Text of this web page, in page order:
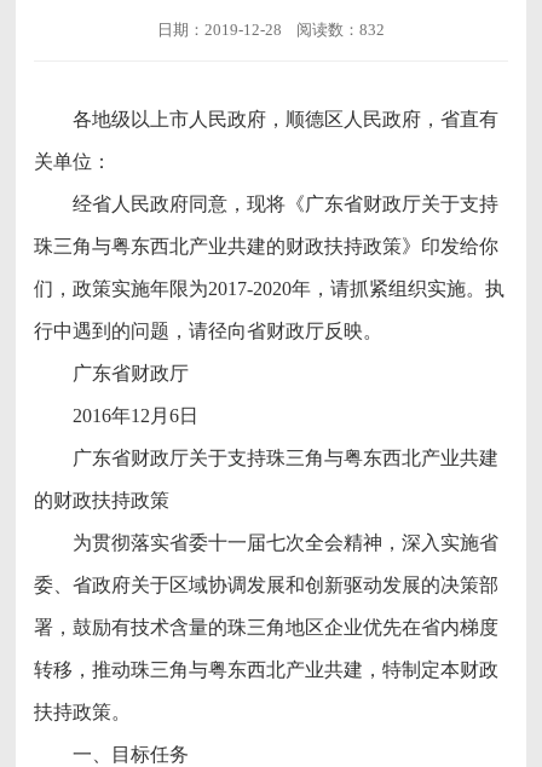
日期：2019-12-28 阅读数：832
各地级以上市人民政府，顺德区人民政府，省直有
关单位：
经省人民政府同意，现将《广东省财政厅关于支持
珠三角与粤东西北产业共建的财政扶持政策》印发给你
们，政策实施年限为2017-2020年，请抓紧组织实施。执
行中遇到的问题，请径向省财政厅反映。
广东省财政厅
2016年12月6日
广东省财政厅关于支持珠三角与粤东西北产业共建
的财政扶持政策
为贯彻落实省委十一届七次全会精神，深入实施省
委、省政府关于区域协调发展和创新驱动发展的决策部
署，鼓励有技术含量的珠三角地区企业优先在省内梯度
转移，推动珠三角与粤东西北产业共建，特制定本财政
扶持政策。
一、目标任务